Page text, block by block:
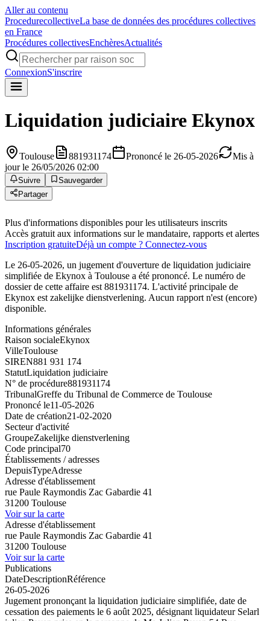
Aller au contenu
ProcedurecollectiveLa base de données des procédures collectives
en France
Procédures collectivesEnchèresActualités
ConnexionS'inscrire
Liquidation judiciaire Ekynox
Toulouse 881931174 Prononcé le 26-05-2026
Mis à
jour le 26/05/2026 02:00
Suivre
Sauvegarder
Partager
Plus d'informations disponibles pour les utilisateurs inscrits
Accès gratuit aux informations sur le mandataire, rapports et alertes
Inscription gratuiteDéjà un compte ? Connectez-vous
Le 26-05-2026, un jugement d'ouverture de liquidation judiciaire
simplifiée de Ekynox à Toulouse a été prononcé. Le numéro de
dossier de cette affaire est 881931174. L'activité principale de
Ekynox est zakelijke dienstverlening. Aucun rapport n'est (encore)
disponible.
Informations générales
Raison socialeEkynox
VilleToulouse
SIREN881 931 174
StatutLiquidation judiciaire
N° de procédure881931174
TribunalGreffe du Tribunal de Commerce de Toulouse
Prononcé le11-05-2026
Date de création21-02-2020
Secteur d'activité
GroupeZakelijke dienstverlening
Code principal70
Établissements / adresses
DepuisTypeAdresse
Adresse d'établissement
rue Paule Raymondis Zac Gabardie 41
31200 Toulouse
Voir sur la carte
Adresse d'établissement
rue Paule Raymondis Zac Gabardie 41
31200 Toulouse
Voir sur la carte
Publications
DateDescriptionRéférence
26-05-2026
Jugement prononçant la liquidation judiciaire simplifiée, date de
cessation des paiements le 6 août 2025, désignant liquidateur Selarl